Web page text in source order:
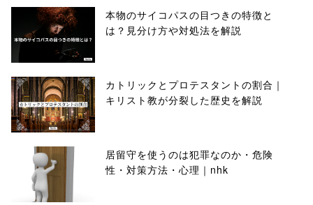
本物のサイコパスの目つきの特徴と
は？見分け方や対処法を解説
カトリックとプロテスタントの割合｜
キリスト教が分裂した歴史を解説
居留守を使うのは犯罪なのか・危険
性・対策方法・心理｜nhk